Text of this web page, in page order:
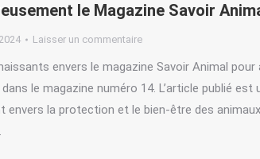
le Magazine Savoir
Laisser un commentaire
envers le magazine Savoir Animal
le magazine numéro 14. L’article publié
la protection et le bien-être des animaux.